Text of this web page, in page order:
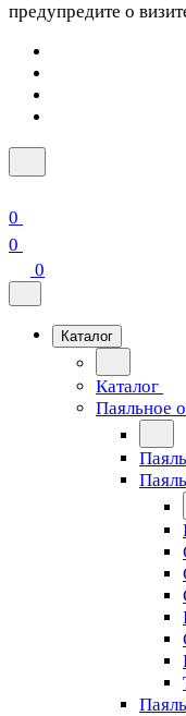
предупредите о
0
0
0
Каталог
Каталог
Паяльное